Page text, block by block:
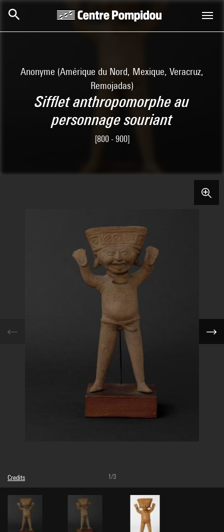
Anonyme (Amérique du Nord, Mexique, Veracruz,
Remojadas)
Sifflet anthropomorphe au
personnage souriant
[800 - 900]
Credits
© droits réservés
Photo credits : Centre Pompidou, MNAM-CCI/Bertrand Prévost/Dist. GrandPalaisRmn
Image reference : 4Y09275
Image presentation :
GrandPalaisRmnPhoto
1/3